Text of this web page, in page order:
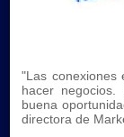
"Las conexiones
hacer
buena
directora de